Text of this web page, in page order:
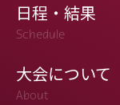
日程・結果
Schedule
大会について
About